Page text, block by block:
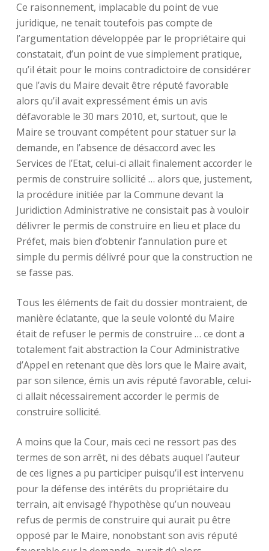
Ce raisonnement, implacable du point de vue
juridique, ne tenait toutefois pas compte de
l’argumentation développée par le propriétaire qui
constatait, d’un point de vue simplement pratique,
qu’il était pour le moins contradictoire de considérer
que l’avis du Maire devait être réputé favorable
alors qu’il avait expressément émis un avis
défavorable le 30 mars 2010, et, surtout, que le
Maire se trouvant compétent pour statuer sur la
demande, en l’absence de désaccord avec les
Services de l’Etat, celui-ci allait finalement accorder le
permis de construire sollicité … alors que, justement,
la procédure initiée par la Commune devant la
Juridiction Administrative ne consistait pas à vouloir
délivrer le permis de construire en lieu et place du
Préfet, mais bien d’obtenir l’annulation pure et
simple du permis délivré pour que la construction ne
se fasse pas.
Tous les éléments de fait du dossier montraient, de
manière éclatante, que la seule volonté du Maire
était de refuser le permis de construire … ce dont a
totalement fait abstraction la Cour Administrative
d’Appel en retenant que dès lors que le Maire avait,
par son silence, émis un avis réputé favorable, celui-
ci allait nécessairement accorder le permis de
construire sollicité.
A moins que la Cour, mais ceci ne ressort pas des
termes de son arrêt, ni des débats auquel l’auteur
de ces lignes a pu participer puisqu’il est intervenu
pour la défense des intérêts du propriétaire du
terrain, ait envisagé l’hypothèse qu’un nouveau
refus de permis de construire qui aurait pu être
opposé par le Maire, nonobstant son avis réputé